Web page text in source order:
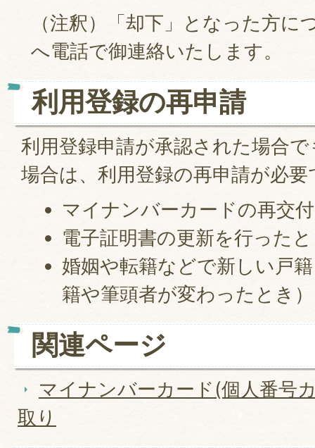
（注釈）「却下」となった方に
へ電話で御連絡いたします。
利用登録の再申請
利用登録申請が承認された場合
場合は、利用登録の再申請が必要
マイナンバーカードの再交
電子証明書の更新を行った
婚姻や転籍などで新しい戸
籍や筆頭者が変わったとき）
関連ページ
マイナンバーカード(個人番号
取り